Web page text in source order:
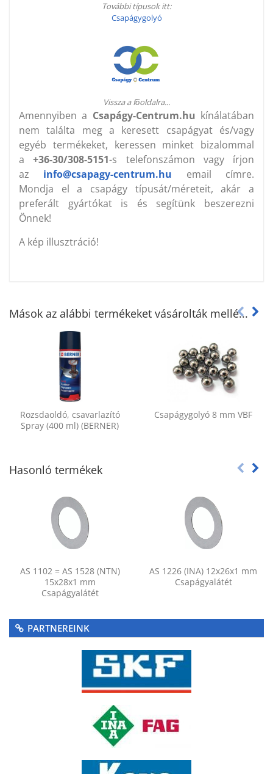
További típusok itt:
Csapágygolyó
Vissza a főoldalra...
Amennyiben a Csapágy-Centrum.hu kínálatában
nem találta meg a keresett csapágyat és/vagy
egyéb termékeket, keressen minket bizalommal
a+36-30/308-5151-s telefonszámon vagy írjon
az info@csapagy-centrum.hu email címre.
Mondja el a csapágy típusát/méreteit, akár a
preferált gyártókat is és segítünk beszerezni
Önnek!
A kép illusztráció!
Mások az alábbi termékeket vásárolták mellé...
Rozsdaoldó, csavarlazító
Spray (400 ml) (BERNER)
Csapágygolyó 8 mm VBF
Hasonló termékek
AS 1102 = AS 1528 (NTN)
15x28x1 mm
Csapágyalátét
AS 1226 (INA) 12x26x1 mm
Csapágyalátét
PARTNEREINK